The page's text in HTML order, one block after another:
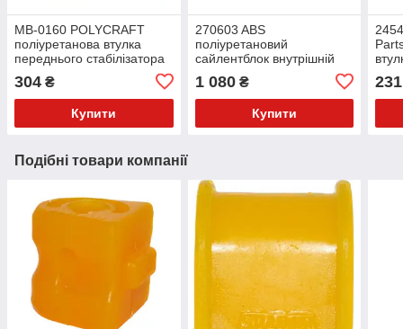
MB-0160 POLYCRAFT
поліуретанова втулка
переднього стабілізатора
304 ₴
Купити
270603 ABS
поліуретановий
сайлентблок внутрішній
прямого важеля PolyBush
(аналог) v17
1 080₴
Купити
231
Подібні товари компанії